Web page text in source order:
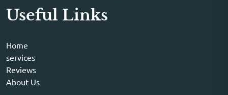
Useful Links
Home
services
Reviews
About Us